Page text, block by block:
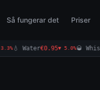
Så fungerar det Priser
💧 Water€1.00▲ 5.3% 🥃 Whiskey